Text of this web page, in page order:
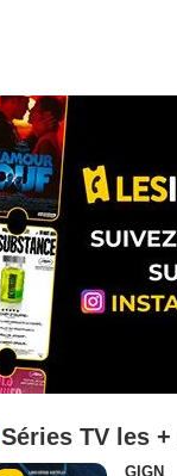
Séries TV les
GIGN